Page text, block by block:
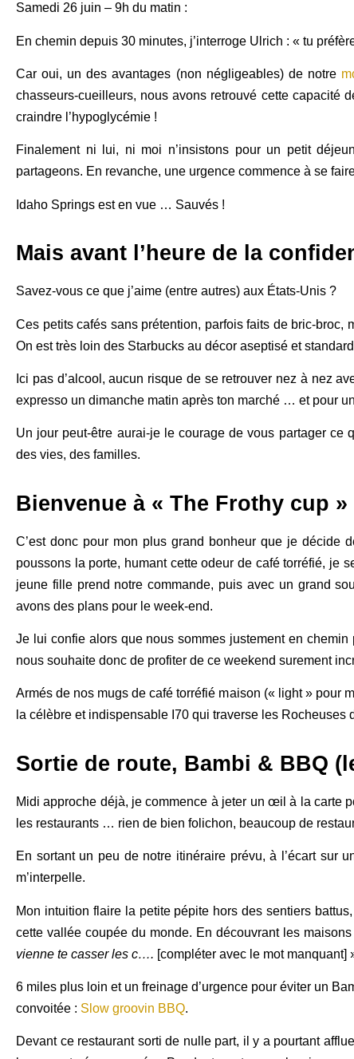
Samedi 26 juin – 9h du matin :
En chemin depuis 30 minutes, j’interroge Ulrich : « tu
Car oui, un des avantages (non négligeables) de notre
chasseurs-cueilleurs, nous avons retrouvé cette capacité
craindre l’hypoglycémie !
Finalement ni lui, ni moi n’insistons pour un petit
partageons. En revanche, une urgence commence à se
Idaho Springs est en vue … Sauvés !
Mais avant l’heure de la
Savez-vous ce que j’aime (entre autres) aux États-Unis ?
Ces petits cafés sans prétention, parfois faits de bric-broc,
On est très loin des Starbucks au décor aseptisé et
Ici pas d’alcool, aucun risque de se retrouver nez à nez
expresso un dimanche matin après ton marché … et pour
Un jour peut-être aurai-je le courage de vous partager ce
des vies, des familles.
Bienvenue à « The Frothy cup »
C’est donc pour mon plus grand bonheur que je décide
poussons la porte, humant cette odeur de café torréfié, je
jeune fille prend notre commande, puis avec un grand
avons des plans pour le week-end.
Je lui confie alors que nous sommes justement en
nous souhaite donc de profiter de ce weekend surement
Armés de nos mugs de café torréfié maison (« light » pour
la célèbre et indispensable I70 qui traverse les Rocheuses
Sortie de route, Bambi & BBQ
Midi approche déjà, je commence à jeter un œil à la carte
les restaurants … rien de bien folichon, beaucoup de
En sortant un peu de notre itinéraire prévu, à l’écart sur
m’interpelle.
Mon intuition flaire la petite pépite hors des sentiers
cette vallée coupée du monde. En découvrant les
vienne te casser les c…. [compléter avec le mot manquant]
6 miles plus loin et un freinage d’urgence pour éviter un
convoitée : Slow groovin BBQ.
Devant ce restaurant sorti de nulle part, il y a pourtant